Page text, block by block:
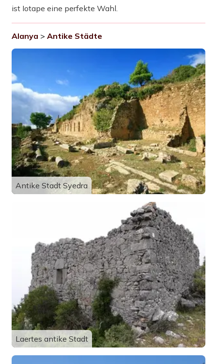
ist Iotape eine perfekte Wahl.
Alanya > Antike Städte
Antike Stadt Syedra
Laertes antike Stadt